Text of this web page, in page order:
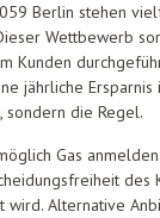
Berlin stehen
Wettbewerb
Kunden
jährliche
sondern die Regel.
Gas
des
wird. Alternative